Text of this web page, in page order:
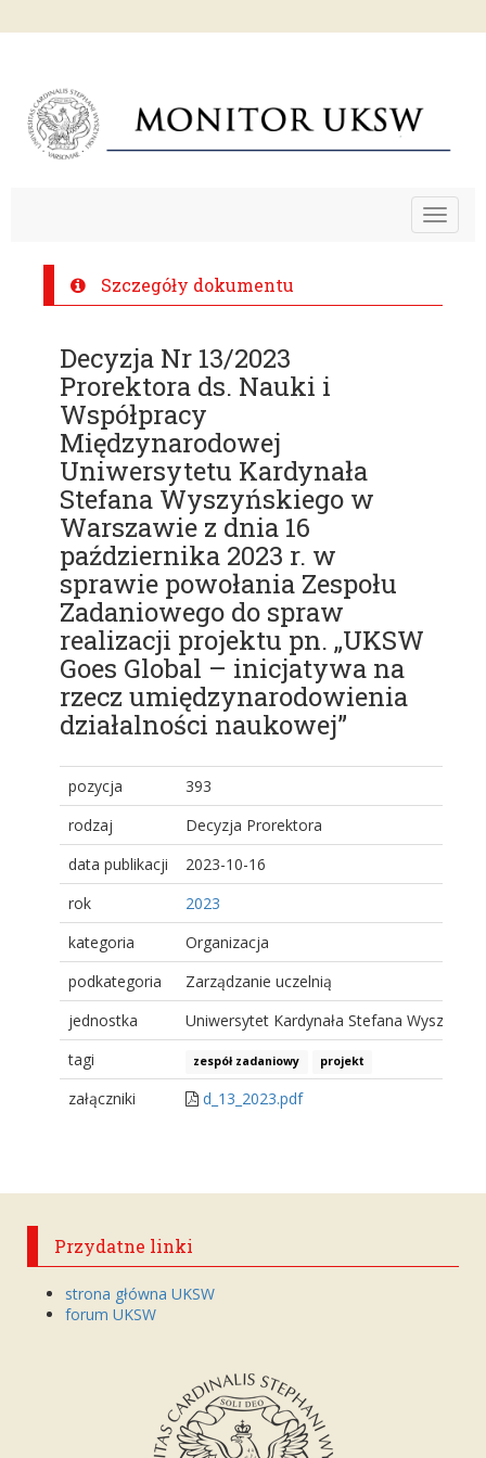
Toggle
Szczegóły dokumentu
Decyzja Nr 13/2023
Prorektora ds. Nauki i
Współpracy
Międzynarodowej
Uniwersytetu Kardynała
Stefana Wyszyńskiego w
Warszawie z dnia 16
października 2023 r. w
sprawie powołania Zespołu
Zadaniowego do spraw
realizacji projektu pn. „UKSW
Goes Global – inicjatywa na
rzecz umiędzynarodowienia
działalności naukowej”
pozycja
393
rodzaj
Decyzja Prorektora
data publikacji
2023-10-16
rok
2023
kategoria
Organizacja
podkategoria
Zarządzanie uczelnią
jednostka
Uniwersytet Kardynała Stefana
tagi
zespół zadaniowy projekt
załączniki d_13_2023.pdf
Przydatne linki
strona główna UKSW
forum UKSW